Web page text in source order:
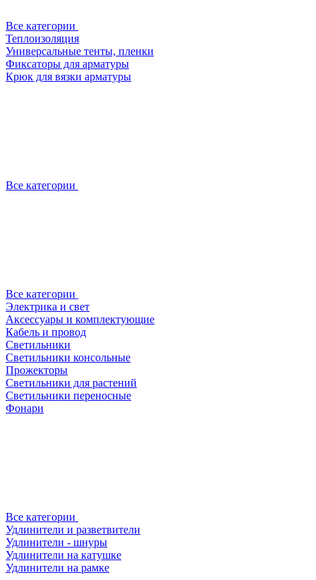
Все категории
Теплоизоляция
Универсальные тенты, пленки
Фиксаторы для арматуры
Крюк для вязки арматуры
Все категории
Все категории
Электрика и свет
Аксессуары и комплектующие
Кабель и провод
Светильники
Светильники консольные
Прожекторы
Светильники для растений
Светильники переносные
Фонари
Все категории
Удлинители и разветвители
Удлинители - шнуры
Удлинители на катушке
Удлинители на рамке